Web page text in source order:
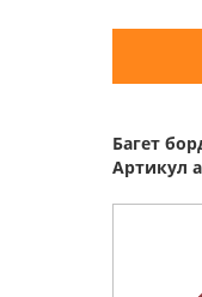
Багет
Артикул